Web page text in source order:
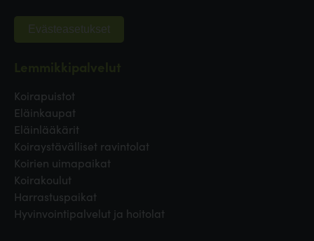
Evästeasetukset
Koirapuistot
Eläinkaupat
Eläinlääkärit
Koiraystävälliset ravintolat
Koirien uimapaikat
Koirakoulut
Harrastuspaikat
Hyvinvointipalvelut ja hoitolat